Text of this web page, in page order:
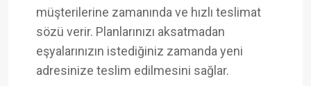
müşterilerine zamanında ve hızlı teslimat
sözü verir. Planlarınızı aksatmadan
eşyalarınızın istediğiniz zamanda yeni
adresinize teslim edilmesini sağlar.